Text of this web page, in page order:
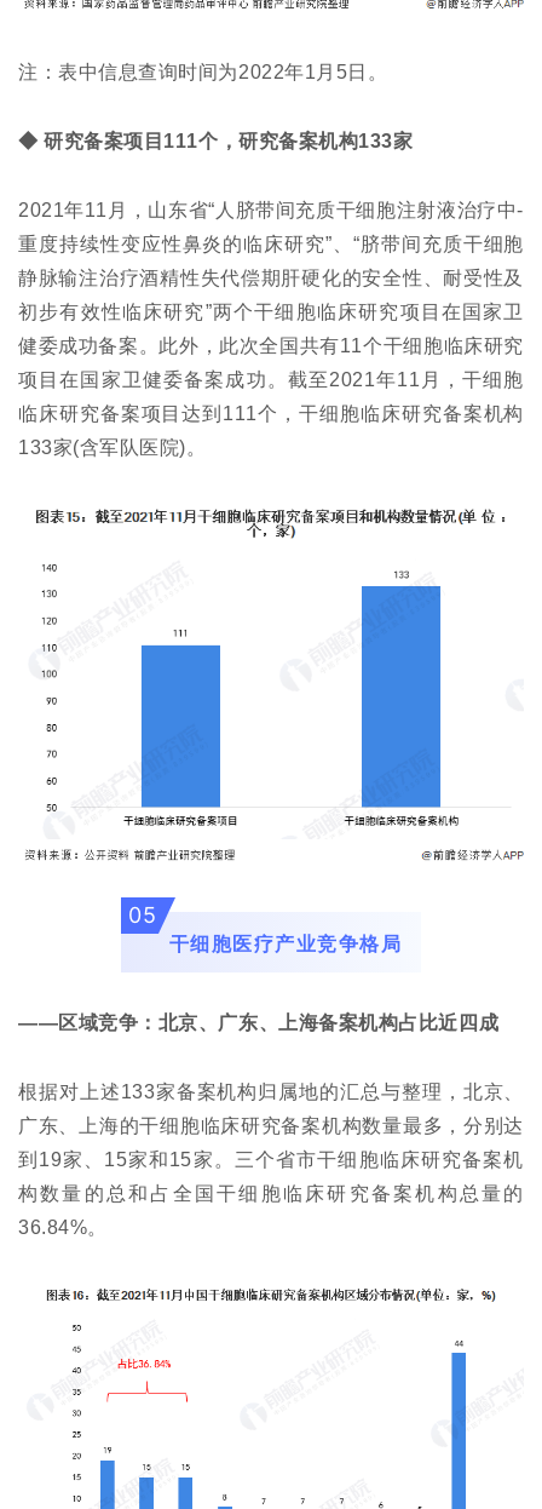
注：表中信息查询时间为2022年1月5日。
◆ 研究备案项目111个，研究备案机构133家
2021年11月，山东省“人脐带间充质干细胞注射液治疗中-
重度持续性变应性鼻炎的临床研究”、“脐带间充质干细胞
静脉输注治疗酒精性失代偿期肝硬化的安全性、耐受性及
初步有效性临床研究”两个干细胞临床研究项目在国家卫
健委成功备案。此外，此次全国共有11个干细胞临床研究
项目在国家卫健委备案成功。截至2021年11月，干细胞
临床研究备案项目达到111个，干细胞临床研究备案机构
133家(含军队医院)。
05
干细胞医疗产业竞争格局
——区域竞争：北京、广东、上海备案机构占比近四成
根据对上述133家备案机构归属地的汇总与整理，北京、
广东、上海的干细胞临床研究备案机构数量最多，分别达
到19家、15家和15家。三个省市干细胞临床研究备案机
构数量的总和占全国干细胞临床研究备案机构总量的
36.84%。